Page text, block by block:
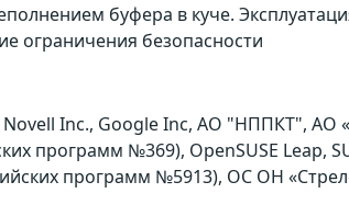
буфера в куче.
ограничения безопасности
Inc., Google Inc, АО "НППКТ",
программ №369), OpenSUSE Leap,
программ №5913), ОС ОН